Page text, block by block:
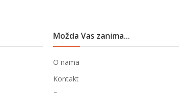
Možda Vas zanima...
O nama
Kontakt